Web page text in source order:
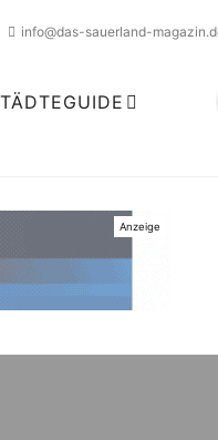
info@das-sauerland-